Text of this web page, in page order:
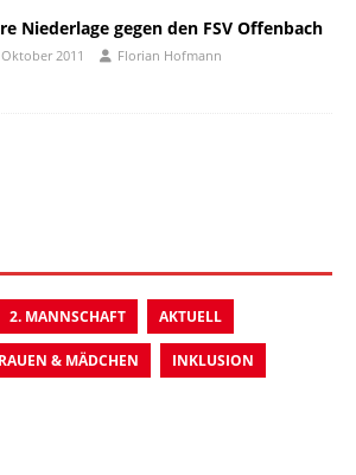
Niederlage gegen den FSV Offenbach
2011 Florian Hofmann
2. MANNSCHAFT AKTUELL
& MÄDCHEN INKLUSION